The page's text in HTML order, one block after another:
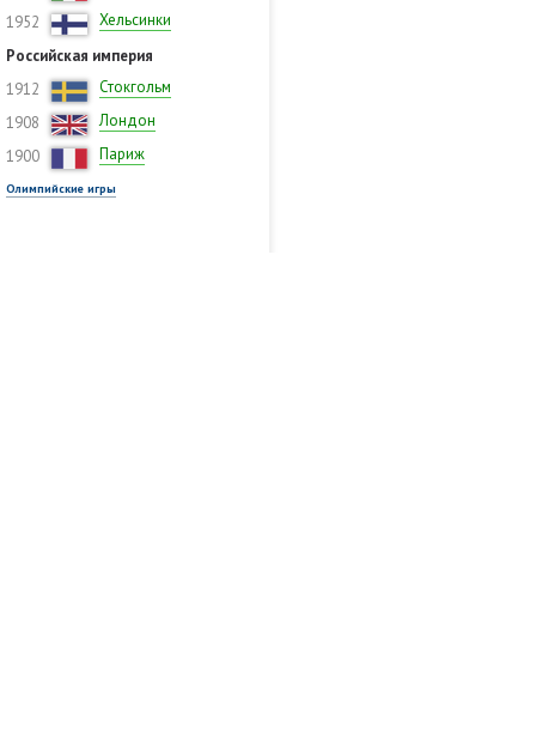
1952
Хельсинки
Российская империя
1912
Стокгольм
1908
Лондон
1900
Париж
Олимпийские игры